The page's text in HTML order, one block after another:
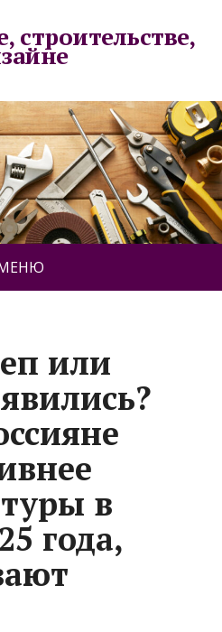
строительстве,
или
в
года,